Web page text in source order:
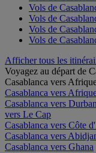
Vols de
Vols de
Vols de
Vols de
Afficher tous les
Voyagez au départ de
Casablanca vers
Casablanca vers
Casablanca vers Durban
vers Le Cap
Casablanca vers Côte
Casablanca vers
Casablanca vers Ghana